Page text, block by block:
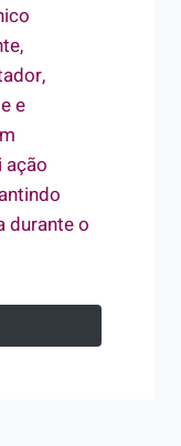
e
ação
durante o